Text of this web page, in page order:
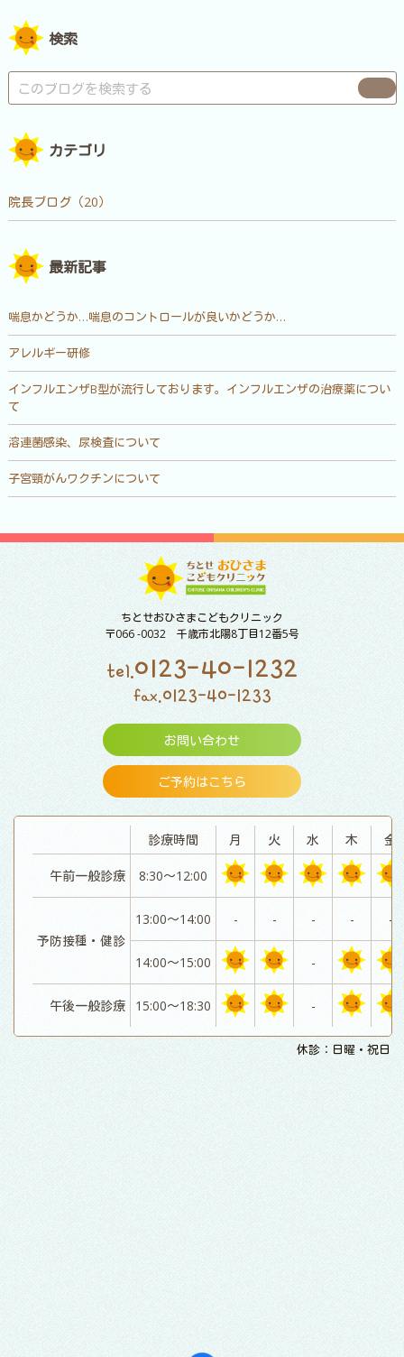
検索
カテゴリ
院長ブログ（20）
最新記事
喘息かどうか…喘息のコントロールが良いかどうか…
アレルギー研修
インフルエンザB型が流行しております。インフルエンザの治療薬につい
て
溶連菌感染、尿検査について
子宮頸がんワクチンについて
ちとせおひさまこどもクリニック
〒066 -0032 千歳市北陽8丁目12番5号
tel.0123-40-1232
fax.0123-40-1233
お問い合わせ
ご予約はこちら
診療時間 月 火 水 木 金
午前一般診療 8:30～12:00
予防接種・健診
13:00～14:00 - - - - -
14:00～15:00 -
午後一般診療 15:00～18:30 -
休診：日曜・祝日